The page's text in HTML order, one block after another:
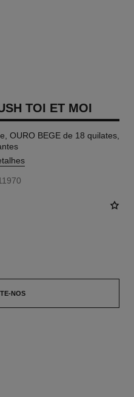
TOI ET MOI
OURO BEGE de 18 quilates,
NOS